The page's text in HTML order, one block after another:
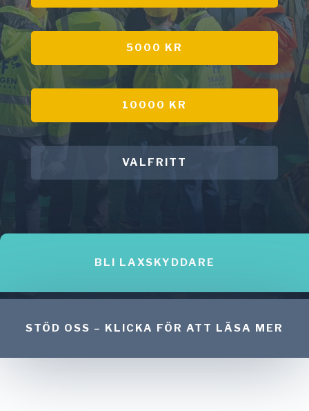
5000 KR
10000 KR
VALFRITT
BLI LAXSKYDDARE
STÖD OSS – KLICKA FÖR ATT LÄSA MER